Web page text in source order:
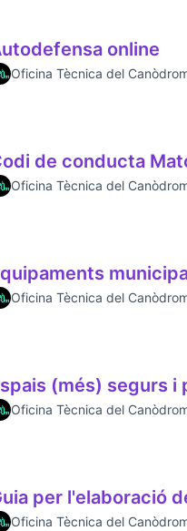
online
Oficina Tècnica del
de conducta
Oficina Tècnica del
Oficina Tècnica del
(més) segurs
Oficina Tècnica del
per l'elaboració
Oficina Tècnica del